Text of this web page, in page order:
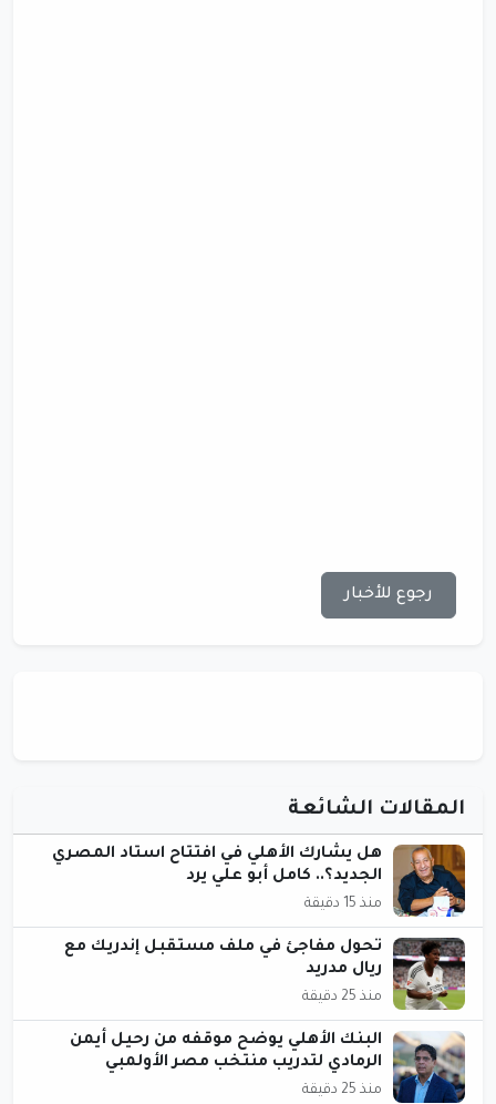
رجوع للأخبار
المقالات الشائعة
هل يشارك الأهلي في افتتاح استاد المصري
الجديد؟.. كامل أبو علي يرد
منذ 15 دقيقة
تحول مفاجئ في ملف مستقبل إندريك مع
ريال مدريد
منذ 25 دقيقة
البنك الأهلي يوضح موقفه من رحيل أيمن
الرمادي لتدريب منتخب مصر الأولمبي
منذ 25 دقيقة